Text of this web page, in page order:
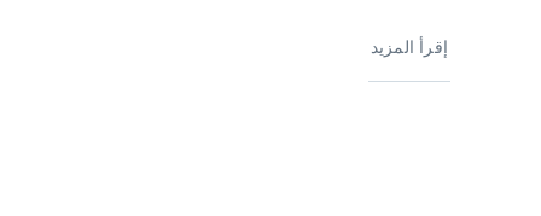
إقرأ المزيد